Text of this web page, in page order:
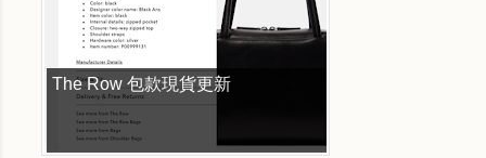
The Row 包款現貨更新